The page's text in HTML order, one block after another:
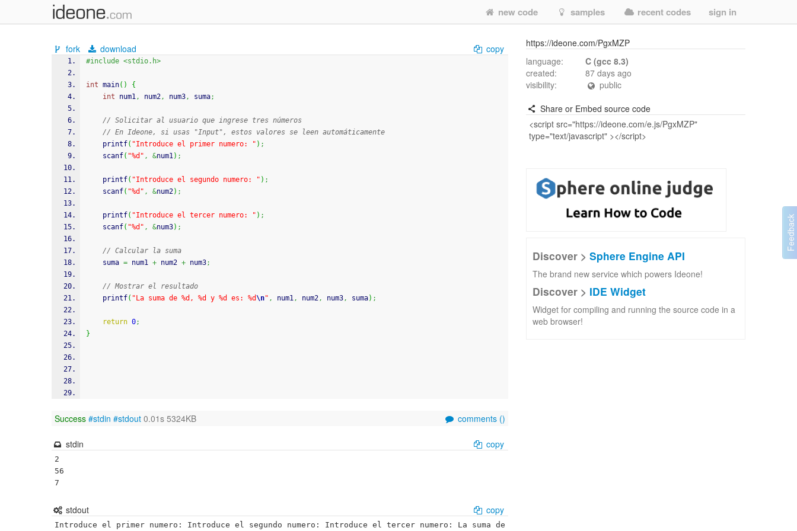
new code samples recent codes sign in
fork download copy
#include <stdio.h>
int main( )
{
int num1, num2, num3, suma;
// Solicitar al usuario que ingrese tres números
// En Ideone, si usas "Input", estos valores se leen automáticamente
printf( "Introduce el primer numero: " ) ;
scanf( "%d" , &num1) ;
printf( "Introduce el segundo numero: " ) ;
scanf( "%d" , &num2) ;
printf( "Introduce el tercer numero: " ) ;
scanf( "%d" , &num3) ;
// Calcular la suma
    suma
= num1 + num2 + num3;
// Mostrar el resultado
printf( "La suma de %d, %d y %d es: %d\n" , num1, num2, num3, suma) ;
return 0;
}
Success #stdin #stdout 0.01s 5324KB comments ()
stdin copy
2
56
stdout copy
Introduce el primer numero: Introduce el segundo numero: Introduce el tercer numero: La suma de
https://ideone.com/PgxMZP
language:
C (gcc 8.3)
created:
87 days ago
visibility:
public
Share or Embed source code
Discover > Sphere Engine API
The brand new service which powers Ideone!
Discover > IDE Widget
Widget for compiling and running the source code in a
web browser!